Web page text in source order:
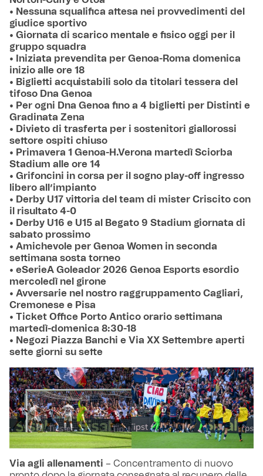
• Nessuna squalifica attesa nei provvedimenti del
giudice sportivo
• Giornata di scarico mentale e fisico oggi per il
gruppo squadra
• Iniziata prevendita per Genoa-Roma domenica
inizio alle ore 18
• Biglietti acquistabili solo da titolari tessera del
tifoso Dna Genoa
• Per ogni Dna Genoa fino a 4 biglietti per Distinti e
Gradinata Zena
• Divieto di trasferta per i sostenitori giallorossi
settore ospiti chiuso
• Primavera 1 Genoa-H.Verona martedì Sciorba
Stadium alle ore 14
• Grifoncini in corsa per il sogno play-off ingresso
libero all’impianto
• Derby U17 vittoria del team di mister Criscito con
il risultato 4-0
• Derby U16 e U15 al Begato 9 Stadium giornata di
sabato prossimo
• Amichevole per Genoa Women in seconda
settimana sosta torneo
• eSerieA Goleador 2026 Genoa Esports esordio
mercoledì nel girone
• Avversarie nel nostro raggruppamento Cagliari,
Cremonese e Pisa
• Ticket Office Porto Antico orario settimana
martedì-domenica 8:30-18
• Negozi Piazza Banchi e Via XX Settembre aperti
sette giorni su sette
Via agli allenamenti – Concentramento di nuovo